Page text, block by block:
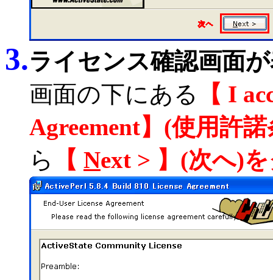
3.ライセンス確認画面
画面の下にある
【 I
Agreement】(使用許
ら
【 Next > 】(次へ)